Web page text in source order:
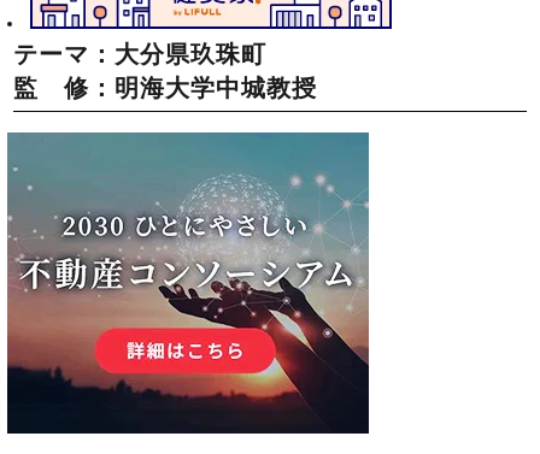
テーマ：大分県玖珠町
監 修：明海大学中城教授